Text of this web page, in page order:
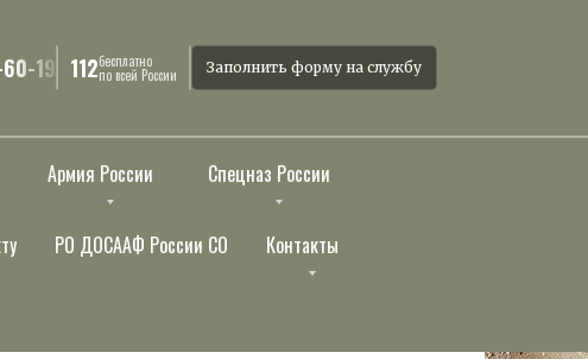
19 112бесплатно
по всей России Заполнить форму на службу
Армия России Спецназ России
РО ДОСААФ России СО Контакты